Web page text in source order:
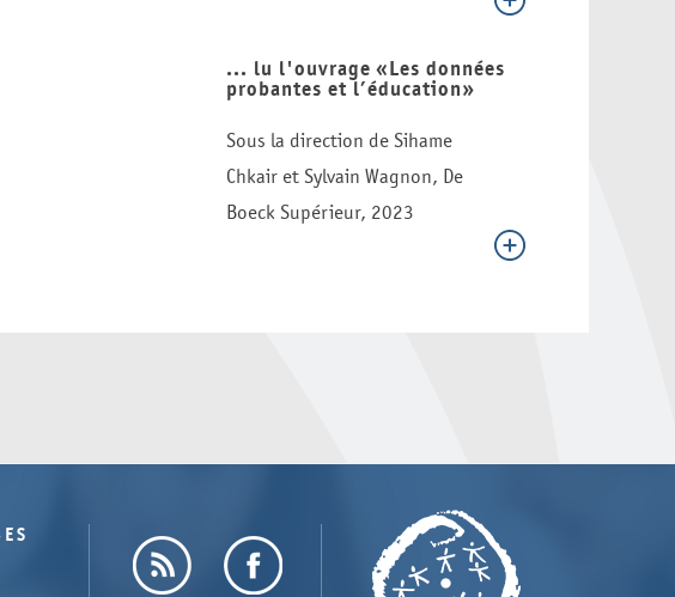
... lu l'ouvrage «Les données
probantes et l’éducation»
Sous la direction de Sihame
Chkair et Sylvain Wagnon, De
Boeck Supérieur, 2023